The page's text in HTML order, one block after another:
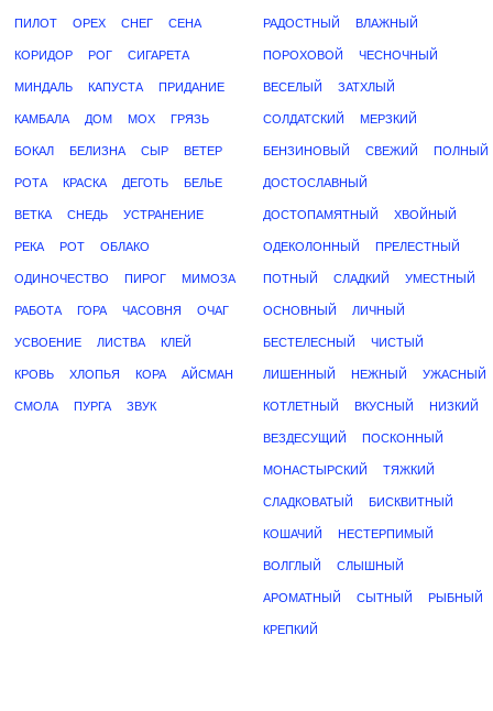
ПИЛОТ ОРЕХ СНЕГ СЕНА
КОРИДОР РОГ СИГАРЕТА
МИНДАЛЬ КАПУСТА ПРИДАНИЕ
КАМБАЛА ДОМ МОХ ГРЯЗЬ
БОКАЛ БЕЛИЗНА СЫР ВЕТЕР
РОТА КРАСКА ДЕГОТЬ БЕЛЬЕ
ВЕТКА СНЕДЬ УСТРАНЕНИЕ
РЕКА РОТ ОБЛАКО
ОДИНОЧЕСТВО ПИРОГ МИМОЗА
РАБОТА ГОРА ЧАСОВНЯ ОЧАГ
УСВОЕНИЕ ЛИСТВА КЛЕЙ
КРОВЬ ХЛОПЬЯ КОРА АЙСМАН
СМОЛА ПУРГА ЗВУК
РАДОСТНЫЙ ВЛАЖНЫЙ
ПОРОХОВОЙ ЧЕСНОЧНЫЙ
ВЕСЕЛЫЙ ЗАТХЛЫЙ
СОЛДАТСКИЙ МЕРЗКИЙ
БЕНЗИНОВЫЙ СВЕЖИЙ ПОЛНЫЙ
ДОСТОСЛАВНЫЙ
ДОСТОПАМЯТНЫЙ ХВОЙНЫЙ
ОДЕКОЛОННЫЙ ПРЕЛЕСТНЫЙ
ПОТНЫЙ СЛАДКИЙ УМЕСТНЫЙ
ОСНОВНЫЙ ЛИЧНЫЙ
БЕСТЕЛЕСНЫЙ ЧИСТЫЙ
ЛИШЕННЫЙ НЕЖНЫЙ УЖАСНЫЙ
КОТЛЕТНЫЙ ВКУСНЫЙ НИЗКИЙ
ВЕЗДЕСУЩИЙ ПОСКОННЫЙ
МОНАСТЫРСКИЙ ТЯЖКИЙ
СЛАДКОВАТЫЙ БИСКВИТНЫЙ
КОШАЧИЙ НЕСТЕРПИМЫЙ
ВОЛГЛЫЙ СЛЫШНЫЙ
АРОМАТНЫЙ СЫТНЫЙ РЫБНЫЙ
КРЕПКИЙ